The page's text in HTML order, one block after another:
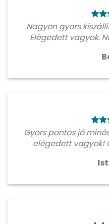
Nagyon gyors
Elégedett vagyok.
Gyors pontos jó
elégedett vagyok!